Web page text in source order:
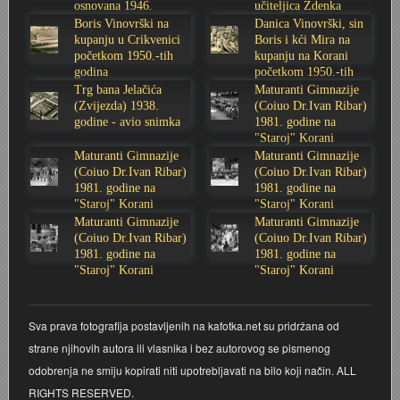
Stoljetna poplava 1939.
Tvornica potkivačkih čavala Mustad-Karlovac
Boksački klub Velebit
Bijelo dugme
Banija - poplava 4. 12. 1966.
Autobusna stanica na Korzu
Auto cross
AMD Zanatlija
8. slet Bratstva i jedinstva 13. lipnja 1965. godine
Lovni i ribolovni turizam
Mala scena 1987. - Le Cinema
Mala scena Hrvatskog doma
Marina Perazić, Davor Tolja (Denis&Denis) i Edi
Maturanti Gimnazije 1988. godine
Motocross
NULA
Novogodišnje čestitke
PUNK
Zavjet Petra Grgeca - 1998.
Škola plivanja Patkica
Mimohod 23. kolovoza 1995.
Ekonomska škola - ratne godine
Dubravko Halovanić - Ratne godine
Crkva Sv. Doroteje - 1991.
Frizerski salon Gerber (Kopf) - utemeljen 1924.
Gimnazijska i Ekonomska zbornica - Igor Mihelić
INKASATOR
Karlovački fotograf Josip Žunić
Obitelj Klemenčić
Krešimir Botković - RAZGLEDNICE
KUD REČICA
Mery Berti - karlovačka Žuži
osnovana 1946.
godine
učiteljica Zdenka
Sabolić
Boris Vinovrški na
kupanju u Crikvenici
početkom 1950.-tih
godina
Danica Vinovrški, sin
Boris i kći Mira na
kupanju na Korani
početkom 1950.-tih
godina
Trg bana Jelačića
(Zvijezda) 1938.
godine - avio snimka
Maturanti Gimnazije
(Coiuo Dr.Ivan Ribar)
1981. godine na
"Staroj" Korani
Maturanti Gimnazije
(Coiuo Dr.Ivan Ribar)
1981. godine na
"Staroj" Korani
Maturanti Gimnazije
(Coiuo Dr.Ivan Ribar)
1981. godine na
"Staroj" Korani
Maturanti Gimnazije
(Coiuo Dr.Ivan Ribar)
1981. godine na
"Staroj" Korani
Maturanti Gimnazije
(Coiuo Dr.Ivan Ribar)
1981. godine na
"Staroj" Korani
Sva prava fotografija postavljenih na kafotka.net su pridržana od
strane njihovih autora ili vlasnika i bez autorovog se pismenog
odobrenja ne smiju kopirati niti upotrebljavati na bilo koji način. ALL
RIGHTS RESERVED.